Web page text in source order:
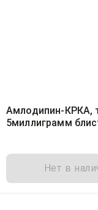
Амлодипин-КРКА,
5миллиграмм
Нет в